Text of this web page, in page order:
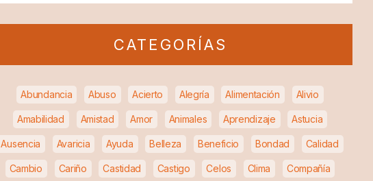
CATEGORÍAS
Abundancia Abuso Acierto Alegría Alimentación Alivio
Amabilidad Amistad Amor Animales Aprendizaje Astucia
Ausencia Avaricia Ayuda Belleza Beneficio Bondad Calidad
Cambio Cariño Castidad Castigo Celos Clima Compañía